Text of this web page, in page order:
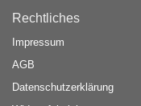
Rechtliches
Impressum
AGB
Datenschutzerklärung